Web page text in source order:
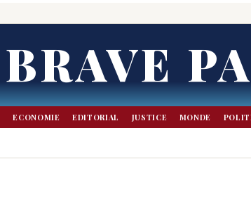
BRAVE
ECONOMIE EDITORIAL JUSTICE MONDE